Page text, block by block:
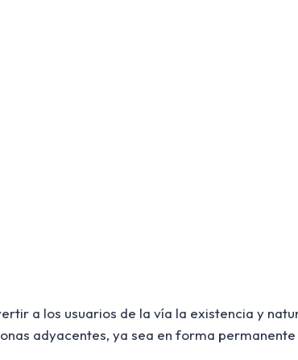
a los usuarios de la vía la existencia y
adyacentes, ya sea en forma